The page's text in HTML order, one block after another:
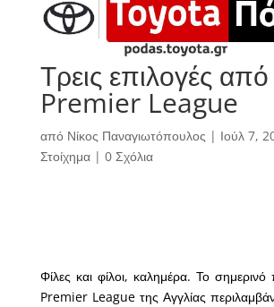
Τρεις επιλογές
Premier League
από Νίκος Παναγιωτόπουλος | Ιούλ 7,
Στοίχημα| 0 Σχόλια
Φίλες και φίλοι, καλημέρα. Το
Premier League της Αγγλίας